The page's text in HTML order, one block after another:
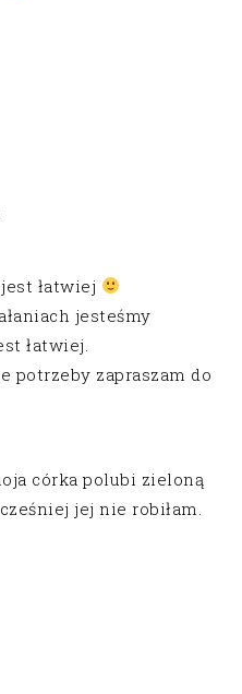
łatwiej
jesteśmy
łatwiej.
potrzeby zapraszam do
córka polubi zieloną
jej nie robiłam.